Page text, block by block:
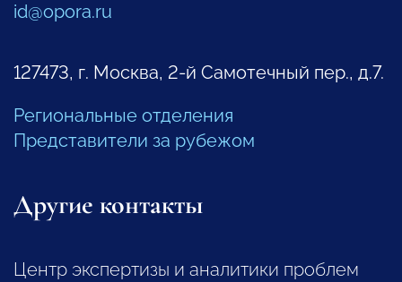
id@opora.ru
127473, г. Москва, 2-й Самотечный пер., д.7.
Региональные отделения
Представители за рубежом
Другие контакты
Центр экспертизы и аналитики проблем